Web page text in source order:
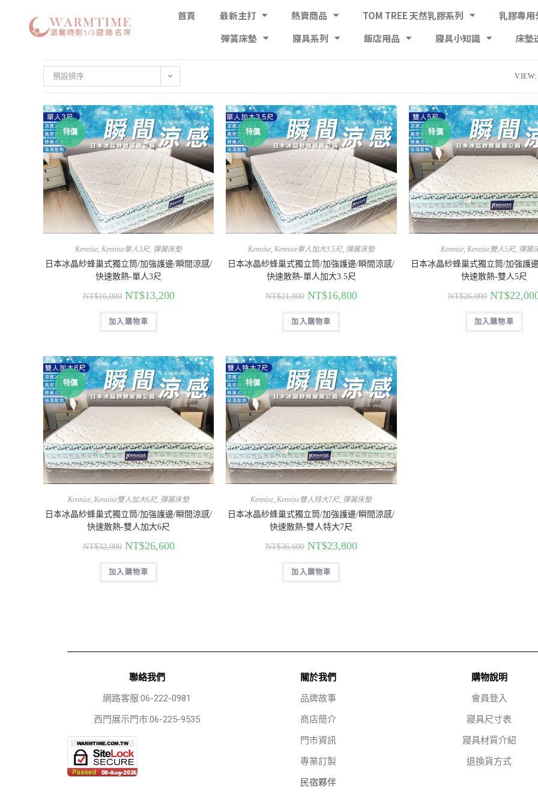
首頁 最新主打 熱賣商品 TOM TREE 天然乳膠系列
乳膠專用
彈簧床墊
寢具系列 飯店用品 寢具小知識 床墊
預設排序 VIEW:
特價
Kennise,Kennise單人3尺, 彈簧床墊
日本冰晶紗蜂巢式獨立筒/加強護邊/瞬間涼感/
快速散熱-單人3尺
NT$16,000 NT$13,200
加入購物車
特價
Kennise, Kennise單人加大3.5尺, 彈簧床墊
日本冰晶紗蜂巢式獨立筒/加強護邊/瞬間涼感/
快速散熱-單人加大3.5尺
NT$21,800 NT$16,800
加入購物車
特價
Kennise, Kennise雙人5尺, 彈簧
日本冰晶紗蜂巢式獨立筒/加強護
快速散熱-雙人5尺
NT$26,000 NT$
加入購物車
特價
Kennise,Kennise雙人加大6尺, 彈簧床墊
日本冰晶紗蜂巢式獨立筒/加強護邊/瞬間涼感/
快速散熱-雙人加大6尺
NT$32,000 NT$26,600
加入購物車
特價
Kennise,Kennise雙人特大7尺, 彈簧床墊
日本冰晶紗蜂巢式獨立筒/加強護邊/瞬間涼感/
快速散熱-雙人特大7尺
NT$36,600 NT$23,800
加入購物車
聯絡我們
網路客服:06-222-0981
西門展示門市:06-225-9535
關於我們
品牌故事
商店簡介
門市資訊
專業訂製
民宿夥伴
購物說明
會員登入
寢具尺寸表
寢具材質介紹
退換貨方式